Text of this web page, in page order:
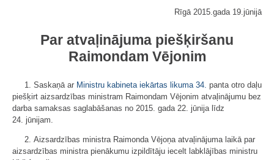
Rīgā 2015.gada 19.jūnijā
Par atvaļinājuma piešķiršanu
Raimondam Vējonim
1. Saskaņā ar Ministru kabineta iekārtas likuma 34. panta otro daļu
piešķirt aizsardzības ministram Raimondam Vējonim atvaļinājumu bez
darba samaksas saglabāšanas no 2015. gada 22. jūnija līdz
24. jūnijam.
2. Aizsardzības ministra Raimonda Vējoņa atvaļinājuma laikā par
aizsardzības ministra pienākumu izpildītāju iecelt labklājības ministru